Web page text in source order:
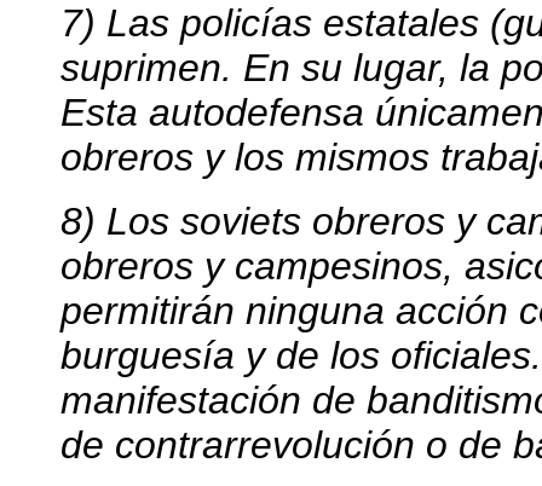
7) Las policías estatales
suprimen. En su lugar, la
Esta autodefensa
obreros y los mismos
8) Los soviets obreros y
obreros y campesinos,
permitirán ninguna acción
burguesía y de los
manifestación de
de contrarrevolución o de